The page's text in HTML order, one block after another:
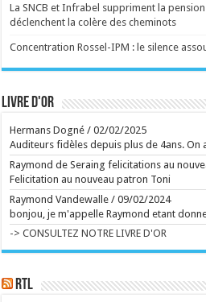
d'Homère sur grand écran, est devenu le plus
succès de la carrière du réalisateur Christopher
mondiales en moins d'un mois après sa sortie.
Fondation Beyeler à Bâle, reconstruisant un réel
décalé. ...
Vilhelm Hammershøi, ce Vermeer mélancolique
Superbe exposition du peintre danois à la
de Zurich. Envoyé spécial. ...
Ecrit le 26/07
Actrice dans Soda et une cinquantaine de films:
comédienne Dominique Frot est décédée à 68
La comédienne de cinéma et de théâtre
Frot, soeur cadette de l'actrice Catherine Frot,
décédée vendredi à 68 ans à Paris, selon sa
et son agent. ...
Au Gaume Jazz Festival, Erik Truffaz prend
Vendredi et samedi, les deux premiers soirs du
festival gaumais ont donné lieu à des concerts
La SNCB et Infrabel suppriment la
déclenchent la colère des cheminots
Concentration Rossel-IPM : le silence
Livre d'or
Hermans Dogné /02/02/2025
Auditeurs fidèles depuis plus de 4ans. On
Raymond de Seraing felicitations au
Felicitation au nouveau patron Toni
Raymond Vandewalle /09/02/2024
bonjou, je m'appelle Raymond etant
-> CONSULTEZ NOTRE LIVRE D'OR
RTL